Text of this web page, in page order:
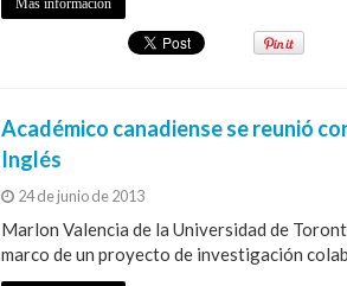
Académico canadiense se reunió
Inglés
24 de junio de 2013
Marlon Valencia de la Universidad de
marco de un proyecto de investigación